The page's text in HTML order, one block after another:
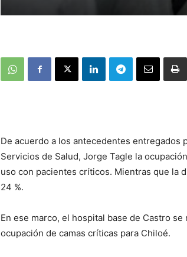
De acuerdo a los antecedentes entregados
Servicios de Salud, Jorge Tagle la
uso con pacientes críticos. Mientras que la
24 %.
En ese marco, el hospital base de Castro
ocupación de camas críticas para Chiloé.